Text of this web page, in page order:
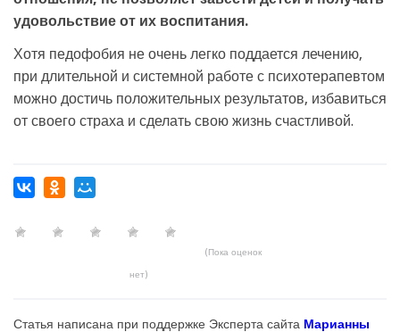
удовольствие от их воспитания.
Хотя педофобия не очень легко поддается лечению,
при длительной и системной работе с психотерапевтом
можно достичь положительных результатов, избавиться
от своего страха и сделать свою жизнь счастливой.
(Пока оценок
нет)
Статья написана при поддержке Эксперта сайта Марианны